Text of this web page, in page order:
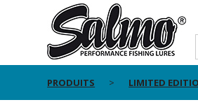
PRODUITS LIMITED